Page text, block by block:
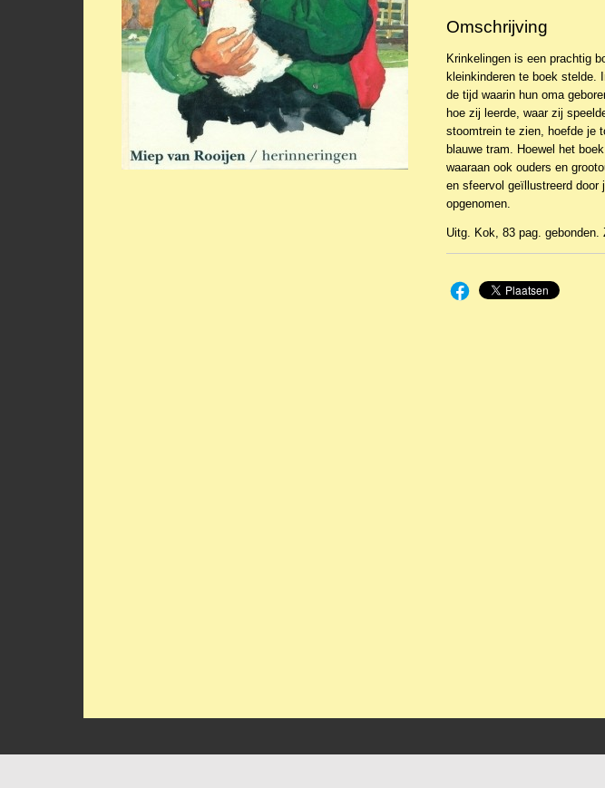
Omschrijving
Krinkelingen is een prachtig
kleinkinderen te boek stelde.
de tijd waarin hun oma
hoe zij leerde, waar zij
stoomtrein te zien, hoefde je
blauwe tram. Hoewel het
waaraan ook ouders en
en sfeervol geïllustreerd door
opgenomen.
Uitg. Kok, 83 pag. gebonden.